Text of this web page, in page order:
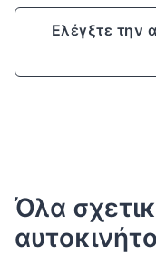
Ελέγξτε την
Όλα